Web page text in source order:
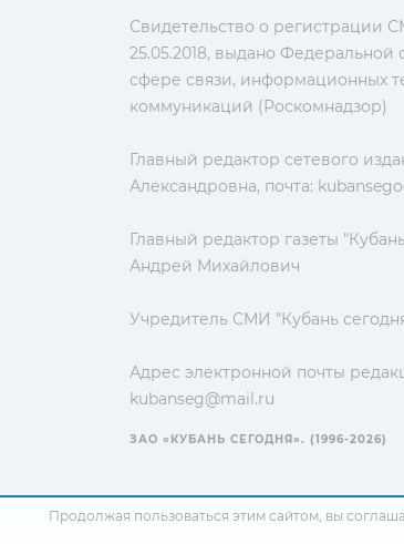
Свидетельство о регистрации
25.05.2018, выдано Федеральной
сфере связи, информационных
коммуникаций (Роскомнадзор)
Главный редактор сетевого
Александровна, почта:
Главный редактор газеты
Андрей Михайлович
Учредитель СМИ "Кубань
Адрес электронной почты
kubanseg@mail.ru
ЗАО «КУБАНЬ СЕГОДНЯ». (1996-2026)
Продолжая пользоваться этим сайтом, вы